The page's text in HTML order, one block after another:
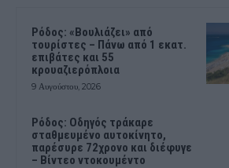
Ρόδος: «Βουλιάζει» από
τουρίστες – Πάνω από 1 εκατ.
επιβάτες και 55
κρουαζιερόπλοια
9 Αυγούστου, 2026
Ρόδος: Οδηγός τράκαρε
σταθμευμένο αυτοκίνητο,
παρέσυρε 72χρονο και διέφυγε
– Βίντεο ντοκουμέντο